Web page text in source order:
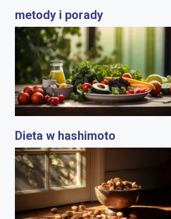
metody i porady
Dieta w hashimoto